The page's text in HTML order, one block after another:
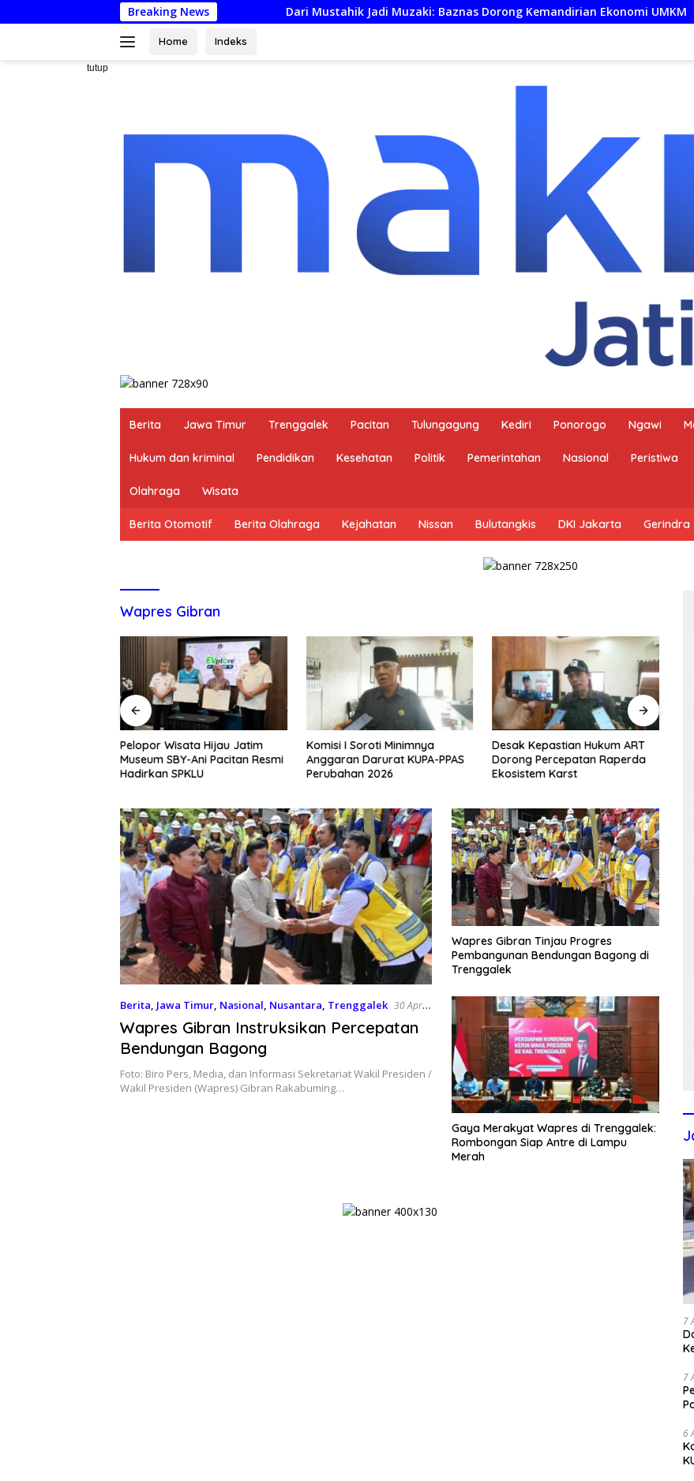
ke
Breaking NewsDari Mustahik Jadi Muzaki: Baznas Dorong Kemandirian Ekonomi UMKM Pelopor
Home Indeks
tutup
Berita Jawa Timur Trenggalek Pacitan Tulungagung Kediri Ponorogo Ngawi
Hukum dan kriminal Pendidikan Kesehatan Politik Pemerintahan Nasional Peristiwa
Olahraga Wisata
Berita Otomotif Berita Olahraga Kejahatan Nissan Bulutangkis DKI Jakarta Gerindra
Wapres Gibran
Pelopor Wisata Hijau Jatim
Museum SBY-Ani Pacitan Resmi
Hadirkan SPKLU
Komisi I Soroti Minimnya
Anggaran Darurat KUPA-PPAS
Perubahan 2026
Desak Kepastian Hukum ART
Dorong Percepatan Raperda
Ekosistem Karst
Berita, Jawa Timur, Nasional, Nusantara, Trenggalek 30 April
2026
Wapres Gibran Instruksikan Percepatan
Bendungan Bagong
Foto: Biro Pers, Media, dan Informasi Sekretariat Wakil Presiden /
Wakil Presiden (Wapres) Gibran Rakabuming…
Wapres Gibran Tinjau Progres
Pembangunan Bendungan Bagong di
Trenggalek
Gaya Merakyat Wapres di Trenggalek:
Rombongan Siap Antre di Lampu
Merah
7
7
6